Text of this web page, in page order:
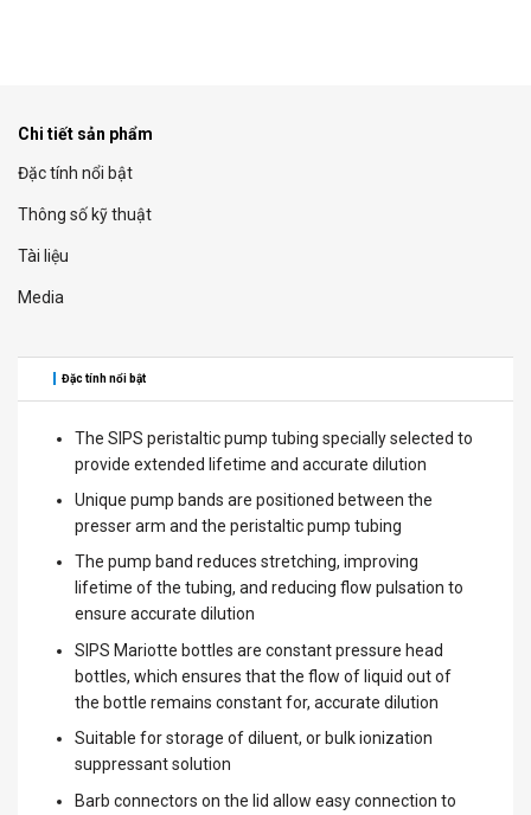
Chi tiết sản phẩm
Đặc tính nổi bật
Thông số kỹ thuật
Tài liệu
Media
Đặc tính nổi bật
The SIPS peristaltic pump tubing specially selected to
provide extended lifetime and accurate dilution
Unique pump bands are positioned between the
presser arm and the peristaltic pump tubing
The pump band reduces stretching, improving
lifetime of the tubing, and reducing flow pulsation to
ensure accurate dilution
SIPS Mariotte bottles are constant pressure head
bottles, which ensures that the flow of liquid out of
the bottle remains constant for, accurate dilution
Suitable for storage of diluent, or bulk ionization
suppressant solution
Barb connectors on the lid allow easy connection to